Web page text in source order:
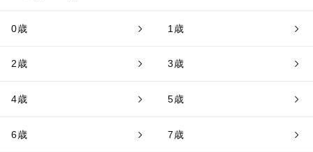
0歳 1歳
2歳 3歳
4歳 5歳
6歳 7歳